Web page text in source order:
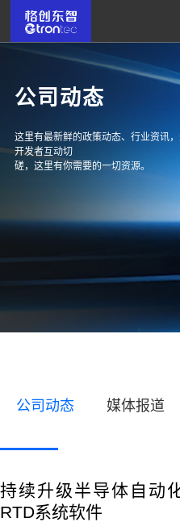
公司动态
这里有最新鲜的政策动态、行业资讯
开发者互动切
磋，这里有你需要的一切资源。
公司动态 媒体报道
持续升级半导体自动
RTD系统软件